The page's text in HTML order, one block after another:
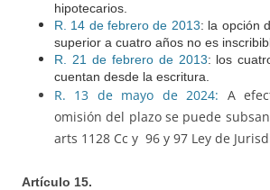
hipotecarios.
R. 14 de febrero de 2013: la opción
superior a cuatro años no es
R. 21 de febrero de 2013: los
cuentan desde la escritura.
R. 13 de mayo de 2024: A
omisión del plazo se puede
arts 1128 Cc y 96 y 97 Ley de
Artículo 15.